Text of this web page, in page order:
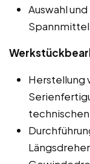
Auswahl
Herstellung